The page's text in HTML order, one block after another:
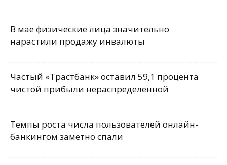
В мае физические лица значительно
нарастили продажу инвалюты
Частый «Трастбанк» оставил 59,1 процента
чистой прибыли нераспределенной
Темпы роста числа пользователей онлайн-
банкингом заметно спали